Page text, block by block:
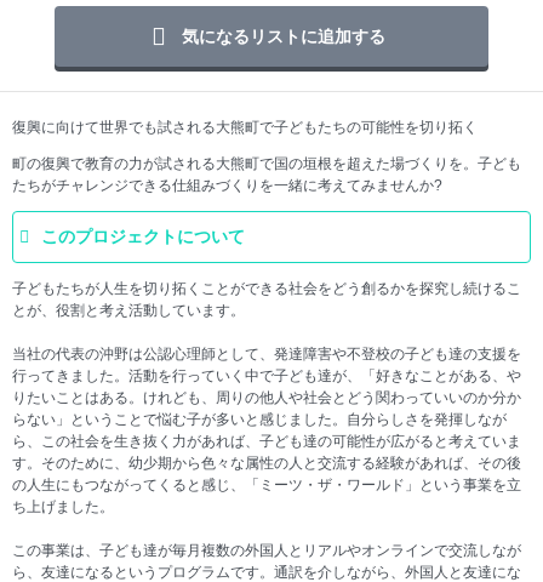
気になるリストに追加する
復興に向けて世界でも試される大熊町で子どもたちの可能性を切り拓く
町の復興で教育の力が試される大熊町で国の垣根を超えた場づくりを。子ども
たちがチャレンジできる仕組みづくりを一緒に考えてみませんか?
このプロジェクトについて
子どもたちが人生を切り拓くことができる社会をどう創るかを探究し続けるこ
とが、役割と考え活動しています。
当社の代表の沖野は公認心理師として、発達障害や不登校の子ども達の支援を
行ってきました。活動を行っていく中で子ども達が、「好きなことがある、や
りたいことはある。けれども、周りの他人や社会とどう関わっていいのか分か
らない」ということで悩む子が多いと感じました。自分らしさを発揮しなが
ら、この社会を生き抜く力があれば、子ども達の可能性が広がると考えていま
す。そのために、幼少期から色々な属性の人と交流する経験があれば、その後
の人生にもつながってくると感じ、「ミーツ・ザ・ワールド」という事業を立
ち上げました。
この事業は、子ども達が毎月複数の外国人とリアルやオンラインで交流しなが
ら、友達になるというプログラムです。通訳を介しながら、外国人と友達にな